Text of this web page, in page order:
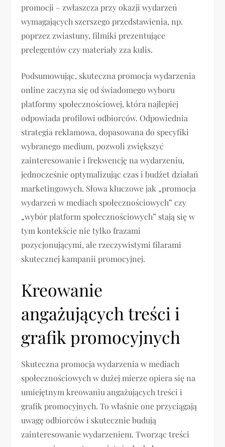
promocji – zwłaszcza przy okazji wydarzeń
wymagających szerszego przedstawienia, np.
poprzez zwiastuny, filmiki prezentujące
prelegentów czy materiały zza kulis.
Podsumowując, skuteczna promocja wydarzenia
online zaczyna się od świadomego wyboru
platformy społecznościowej, która najlepiej
odpowiada profilowi odbiorców. Odpowiednia
strategia reklamowa, dopasowana do specyfiki
wybranego medium, pozwoli zwiększyć
zainteresowanie i frekwencję na wydarzeniu,
jednocześnie optymalizując czas i budżet działań
marketingowych. Słowa kluczowe jak „promocja
wydarzeń w mediach społecznościowych” czy
„wybór platform społecznościowych” stają się w
tym kontekście nie tylko frazami
pozycjonującymi, ale rzeczywistymi filarami
skutecznej kampanii promocyjnej.
Kreowanie
angażujących treści i
grafik promocyjnych
Skuteczna promocja wydarzenia w mediach
społecznościowych w dużej mierze opiera się na
umiejętnym kreowaniu angażujących treści i
grafik promocyjnych. To właśnie one przyciągają
uwagę odbiorców i skutecznie budują
zainteresowanie wydarzeniem. Tworząc treści